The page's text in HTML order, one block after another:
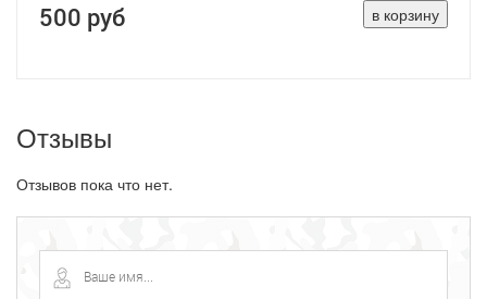
500 руб
Отзывы
Отзывов пока что нет.